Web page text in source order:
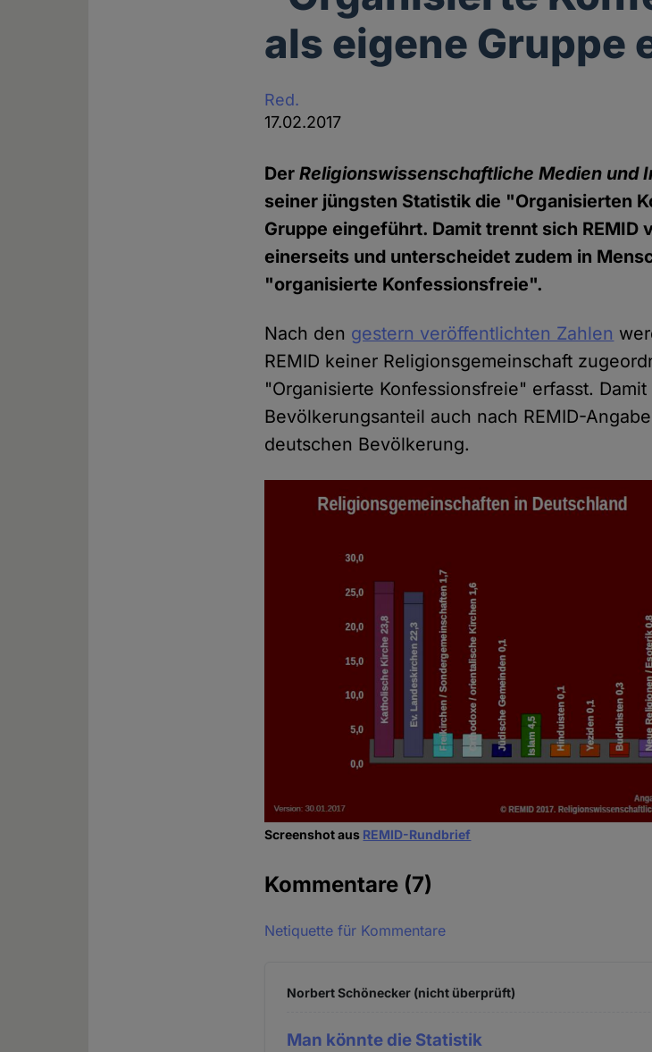
als eigene Gruppe
Red.
17.02.2017
DerReligionswissenschaftliche Medien und
seiner jüngsten Statistik die "Organisierten
Gruppe eingeführt. Damit trennt sich
einerseits und unterscheidet zudem in
"organisierte Konfessionsfreie".
Nach den gestern veröffentlichten Zahlen
REMID keiner Religionsgemeinschaft
"Organisierte Konfessionsfreie" erfasst.
Bevölkerungsanteil auch nach REMID-
deutschen Bevölkerung.
Screenshot aus REMID-Rundbrief
Kommentare (7)
Netiquette für Kommentare
Norbert Schönecker (nicht überprüft)
Man könnte die Statistik